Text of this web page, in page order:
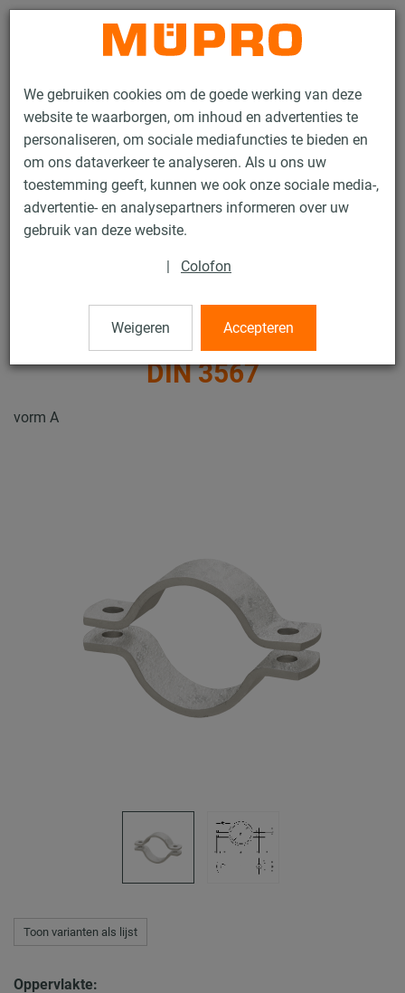
We gebruiken cookies om de goede werking van deze
website te waarborgen, om inhoud en advertenties te
personaliseren, om sociale mediafuncties te bieden en
om ons dataverkeer te analyseren. Als u ons uw
toestemming geeft, kunnen we ook onze sociale media-,
advertentie- en analysepartners informeren over uw
gebruik van deze website.
| Colofon
Weigeren Accepteren
Contact
Producten Bevestigingstechniek
Thermisch verzinkte producten
Thermisch verzinkte producten voor glijsleëen en toebehoren
Buisklemmen volgens DIN 3567
Buisklemmen volgens
DIN 3567
vorm A
Toon varianten als lijst
Oppervlakte: